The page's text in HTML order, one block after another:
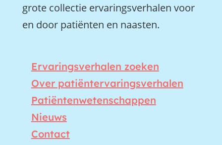
grote collectie ervaringsverhalen voor
en door patiënten en naasten.
Ervaringsverhalen zoeken
Over patiëntervaringsverhalen
Patiëntenwetenschappen
Nieuws
Contact